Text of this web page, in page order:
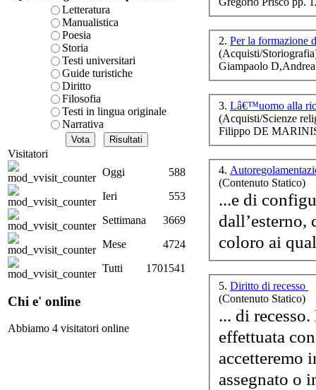
Letteratura
Manualistica
Poesia
Storia
Testi universitari
Guide turistiche
Diritto
Filosofia
Testi in lingua originale
Narrativa
Visitatori
Oggi
588
Ieri
553
Settimana
3669
Mese
4724
Tutti
1701541
Chi e' online
Abbiamo 4 visitatori online
è teorica, sempre però
presente fase.
Acquista ora...
A feed could not be
http://www.lastampa.it/
2. Per la formazione
(Acquisti/
Giampaolo
3. Lâ€™uomo alla
(Acquisti/Scienze
Filippo DE
4.
(Contenuto Statico)
...e di
5. Diritto di recesso
(Contenuto Statico)
... di
effettuata
accetteremo
assegnato o